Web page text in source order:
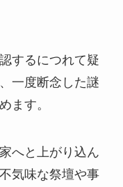
するにつれて疑
一度断念した謎
ます。
へと上がり込ん
気味な祭壇や事